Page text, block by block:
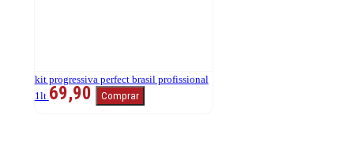
kit progressiva perfect brasil profissional
1lt 69,90 Comprar